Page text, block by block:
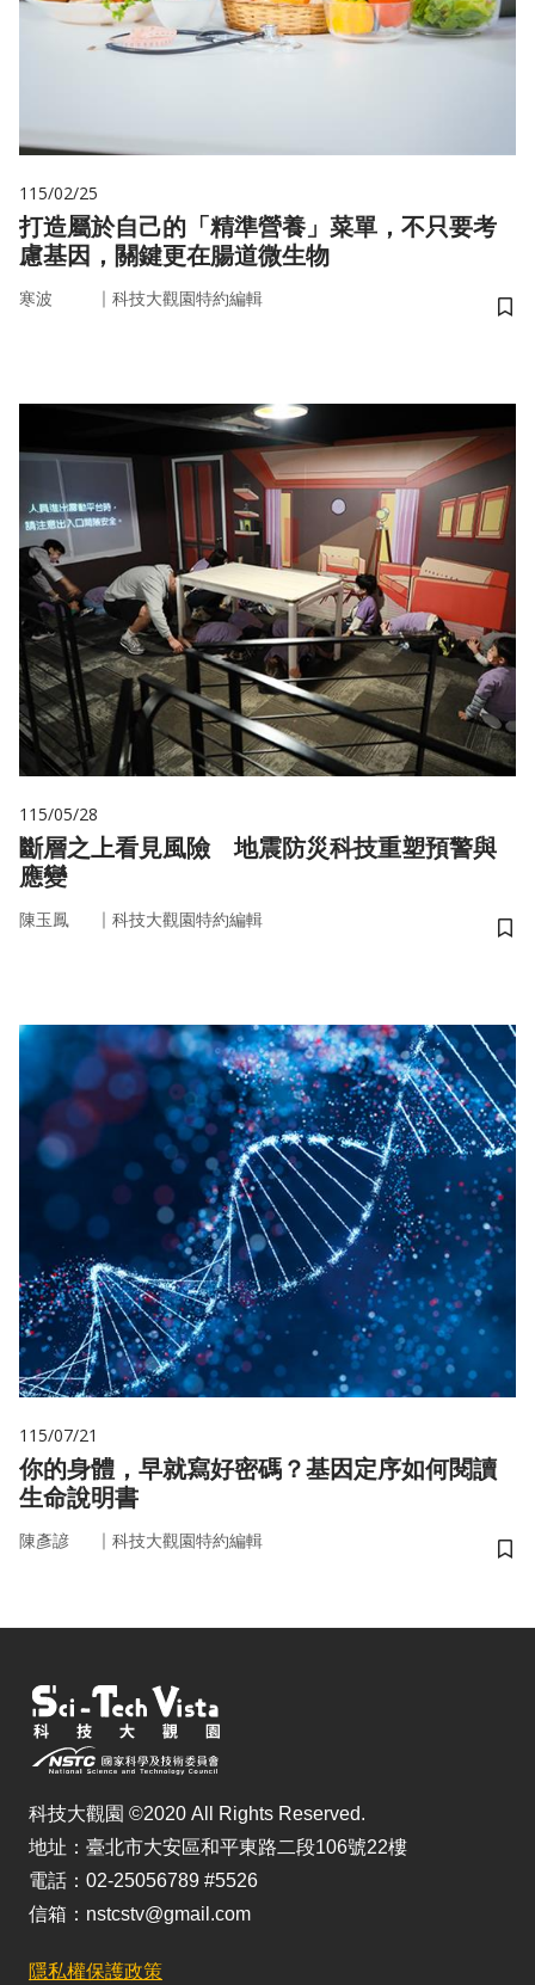
115/02/25
打造屬於自己的「精準營養」菜單，不只要考
慮基因，關鍵更在腸道微生物
寒波 ｜ 科技大觀園特約編輯
儲
115/05/28
斷層之上看見風險 地震防災科技重塑預警與
應變
陳玉鳳 ｜ 科技大觀園特約編輯
儲
115/07/21
你的身體，早就寫好密碼？基因定序如何閱讀
生命說明書
陳彥諺 ｜ 科技大觀園特約編輯
儲
科技大觀園 ©2020 All Rights Reserved.
地址：臺北市大安區和平東路二段106號22樓
電話：02-25056789 #5526
信箱：nstcstv@gmail.com
隱私權保護政策